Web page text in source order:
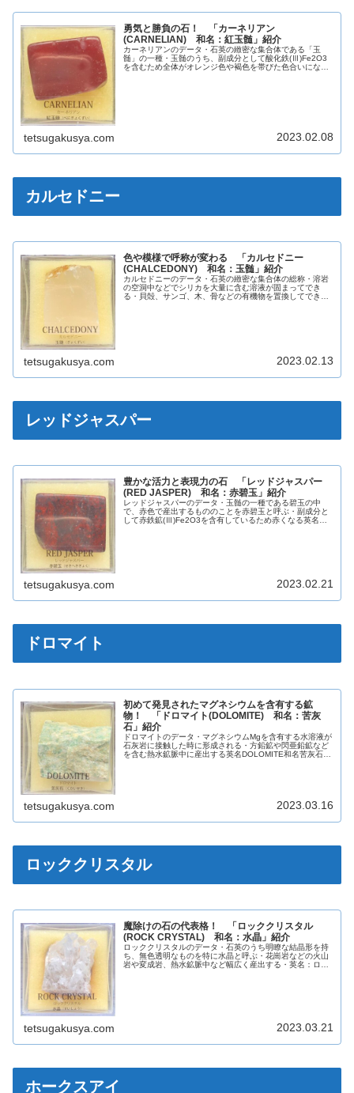
勇気と勝負の石！ 「カーネリアン
(CARNELIAN) 和名：紅玉髄」紹介
カーネリアンのデータ・石英の緻密な集合体である「玉
髄」の一種・玉髄のうち、副成分として酸化鉄(Ⅲ)Fe2O3
を含むため全体がオレンジ色や褐色を帯びた色合いになっ
tetsugakusya.com 2023.02.08
カルセドニー
色や模様で呼称が変わる 「カルセドニー
(CHALCEDONY) 和名：玉髄」紹介
カルセドニーのデータ・石英の緻密な集合体の総称・溶岩
の空洞中などでシリカを大量に含む溶液が固まってでき
る・貝殻、サンゴ、木、骨などの有機物を置換してできる
tetsugakusya.com 2023.02.13
レッドジャスパー
豊かな活力と表現力の石 「レッドジャスパー
(RED JASPER) 和名：赤碧玉」紹介
レッドジャスパーのデータ・玉髄の一種である碧玉の中
で、赤色で産出するもののことを赤碧玉と呼ぶ・副成分と
して赤鉄鉱(Ⅲ)Fe2O3を含有しているため赤くなる英名
tetsugakusya.com 2023.02.21
ドロマイト
初めて発見されたマグネシウムを含有する鉱
物！ 「ドロマイト(DOLOMITE) 和名：苦灰
石」紹介
ドロマイトのデータ・マグネシウムMgを含有する水溶液が
石灰岩に接触した時に形成される・方鉛鉱や閃亜鉛鉱など
を含む熱水鉱脈中に産出する英名DOLOMITE和名苦灰石化
tetsugakusya.com 2023.03.16
ロッククリスタル
魔除けの石の代表格！ 「ロッククリスタル
(ROCK CRYSTAL) 和名：水晶」紹介
ロッククリスタルのデータ・石英のうち明瞭な結晶形を持
ち、無色透明なものを特に水晶と呼ぶ・花崗岩などの火山
岩や変成岩、熱水鉱脈中など幅広く産出する・英名：ロッ
tetsugakusya.com 2023.03.21
ホークスアイ